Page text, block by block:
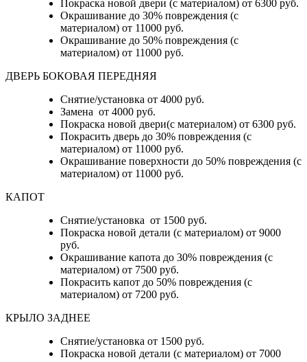
Покраска новой двери (с материалом) от 6300 руб.
Окрашивание до 30% повреждения (с
материалом) от 11000 руб.
Окрашивание до 50% повреждения (с
материалом) от 11000 руб.
ДВЕРЬ БОКОВАЯ ПЕРЕДНЯЯ
Снятие/установка от 4000 руб.
Замена от 4000 руб.
Покраска новой двери(с материалом) от 6300 руб.
Покрасить дверь до 30% повреждения (с
материалом) от 11000 руб.
Окрашивание поверхности до 50% повреждения (с
материалом) от 11000 руб.
КАПОТ
Снятие/установка от 1500 руб.
Покраска новой детали (с материалом) от 9000
руб.
Окрашивание капота до 30% повреждения (с
материалом) от 7500 руб.
Покрасить капот до 50% повреждения (с
материалом) от 7200 руб.
КРЫЛО ЗАДНЕЕ
Снятие/установка от 1500 руб.
Покраска новой детали (с материалом) от 7000